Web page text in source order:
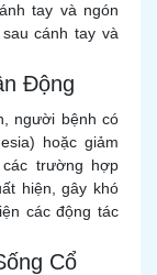
tay và ngón
cánh tay và
Động
người bệnh có
hoặc giảm
trường hợp
hiện, gây khó
các động tác
Cổ